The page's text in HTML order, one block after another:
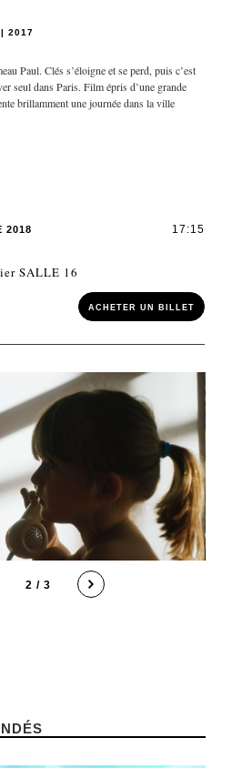
| 2017
Paul. Clés s’éloigne et se perd, puis c’est
seul dans Paris. Film épris d’une grande
brillamment une journée dans la ville
2018 17:15
SALLE 16
ACHETER UN BILLET
2 / 3